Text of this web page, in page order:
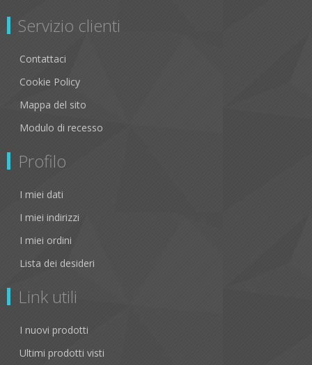
Servizio clienti
Contattaci
Cookie Policy
Mappa del sito
Modulo di recesso
Profilo
I miei dati
I miei indirizzi
I miei ordini
Lista dei desideri
Link utili
I nuovi prodotti
Ultimi prodotti visti